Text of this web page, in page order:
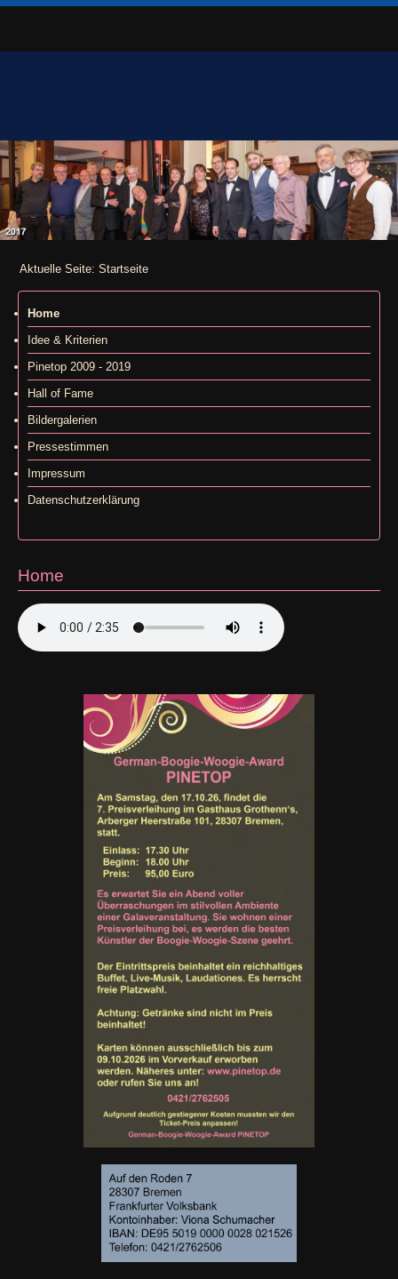
Aktuelle Seite: Startseite
Home
Idee & Kriterien
Pinetop 2009 - 2019
Hall of Fame
Bildergalerien
Pressestimmen
Impressum
Datenschutzerklärung
Home